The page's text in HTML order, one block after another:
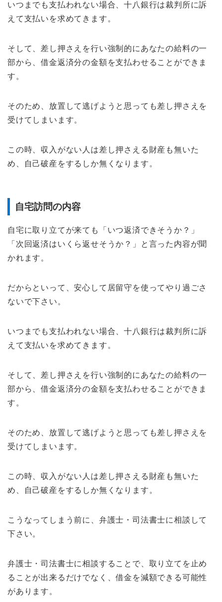
いつまでも支払われない場合、十八銀行は裁判所に訴
えて支払いを求めてきます。
そして、差し押さえを行い強制的にあなたの給料の一
部から、借金返済分の金額を支払わせることができま
す。
そのため、放置して逃げようと思っても差し押さえを
受けてしまいます。
この時、収入がない人は差し押さえる財産も無いた
め、自己破産をするしか無くなります。
自宅訪問の内容
自宅に取り立てが来ても「いつ返済できそうか？」
「次回返済はいくら返せそうか？」と言った内容が聞
かれます。
だからといって、安心して居留守を使ってやり過ごさ
ないで下さい。
いつまでも支払われない場合、十八銀行は裁判所に訴
えて支払いを求めてきます。
そして、差し押さえを行い強制的にあなたの給料の一
部から、借金返済分の金額を支払わせることができま
す。
そのため、放置して逃げようと思っても差し押さえを
受けてしまいます。
この時、収入がない人は差し押さえる財産も無いた
め、自己破産をするしか無くなります。
こうなってしまう前に、弁護士・司法書士に相談して
下さい。
弁護士・司法書士に相談することで、取り立てを止め
ることが出来るだけでなく、借金を減額できる可能性
があります。